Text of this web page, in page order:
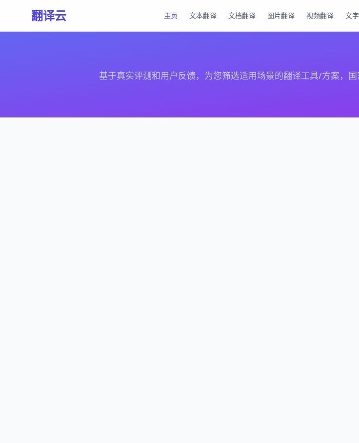
翻译云 主页 文本翻译 文档翻译 图片翻译 视频翻译 文
基于真实评测和用户反馈，为您筛选适用场景的翻译工具/方案，